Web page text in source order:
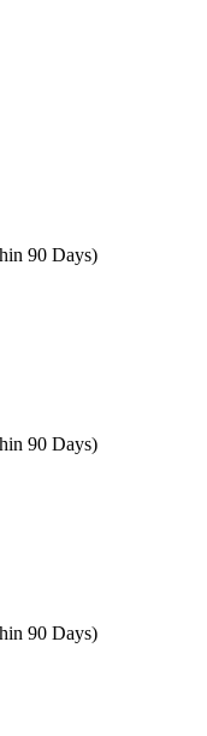
90 Days)
90 Days)
90 Days)